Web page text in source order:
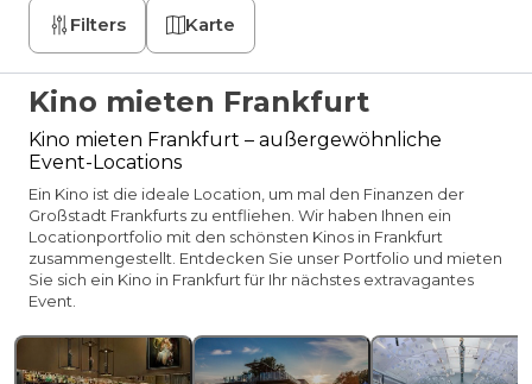
Filters Karte
Kino mieten Frankfurt
Kino mieten Frankfurt – außergewöhnliche
Event-Locations
Ein Kino ist die ideale Location, um mal den Finanzen der
Großstadt Frankfurts zu entfliehen. Wir haben Ihnen ein
Locationportfolio mit den schönsten Kinos in Frankfurt
zusammengestellt. Entdecken Sie unser Portfolio und mieten
Sie sich ein Kino in Frankfurt für Ihr nächstes extravagantes
Event.